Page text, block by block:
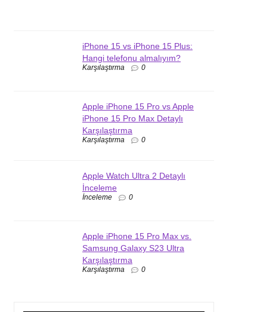
iPhone 15 vs iPhone 15 Plus:
Hangi telefonu almalıyım?
Karşılaştırma 0
Apple iPhone 15 Pro vs Apple
iPhone 15 Pro Max Detaylı
Karşılaştırma
Karşılaştırma 0
Apple Watch Ultra 2 Detaylı
İnceleme
İnceleme 0
Apple iPhone 15 Pro Max vs.
Samsung Galaxy S23 Ultra
Karşılaştırma
Karşılaştırma 0